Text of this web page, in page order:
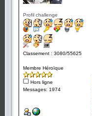
Profil challenge
Classement : 3080/55625
Membre Héroïque
Hors ligne
Messages: 1974